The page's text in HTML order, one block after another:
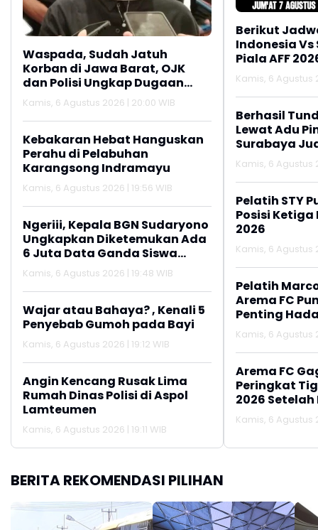
Waspada, Sudah Jatuh
Korban di Jawa Barat, OJK
dan Polisi Ungkap Dugaan
Penipuan Modus Titip Limit
Paylater
Kamis, 6 Agustus 2026 | 20:00 WIB
Kebakaran Hebat Hanguskan
Perahu di Pelabuhan
Karangsong Indramayu
Kamis, 6 Agustus 2026 | 19:56 WIB
Ngeriii, Kepala BGN Sudaryono
Ungkapkan Diketemukan Ada
6 Juta Data Ganda Siswa
Penerima MBG
Kamis, 6 Agustus 2026 | 19:48 WIB
Wajar atau Bahaya? , Kenali 5
Penyebab Gumoh pada Bayi
Kamis, 6 Agustus 2026 | 19:12 WIB
Angin Kencang Rusak Lima
Rumah Dinas Polisi di Aspol
Lamteumen
Kamis, 6 Agustus 2026 | 19:11 WIB
Berikut
Indonesia
Piala AFF
Kamis, 6 Agustus
Berhasil
Lewat Adu
Surabaya
2026
Kamis, 6 Agustus
Pelatih STY
Posisi Ketiga
2026
Kamis, 6 Agustus
Pelatih
Arema FC
Penting
Kamis, 6 Agustus
Arema FC
Peringkat
2026
Persija
Kamis, 6 Agustus
BERITA REKOMENDASI PILIHAN